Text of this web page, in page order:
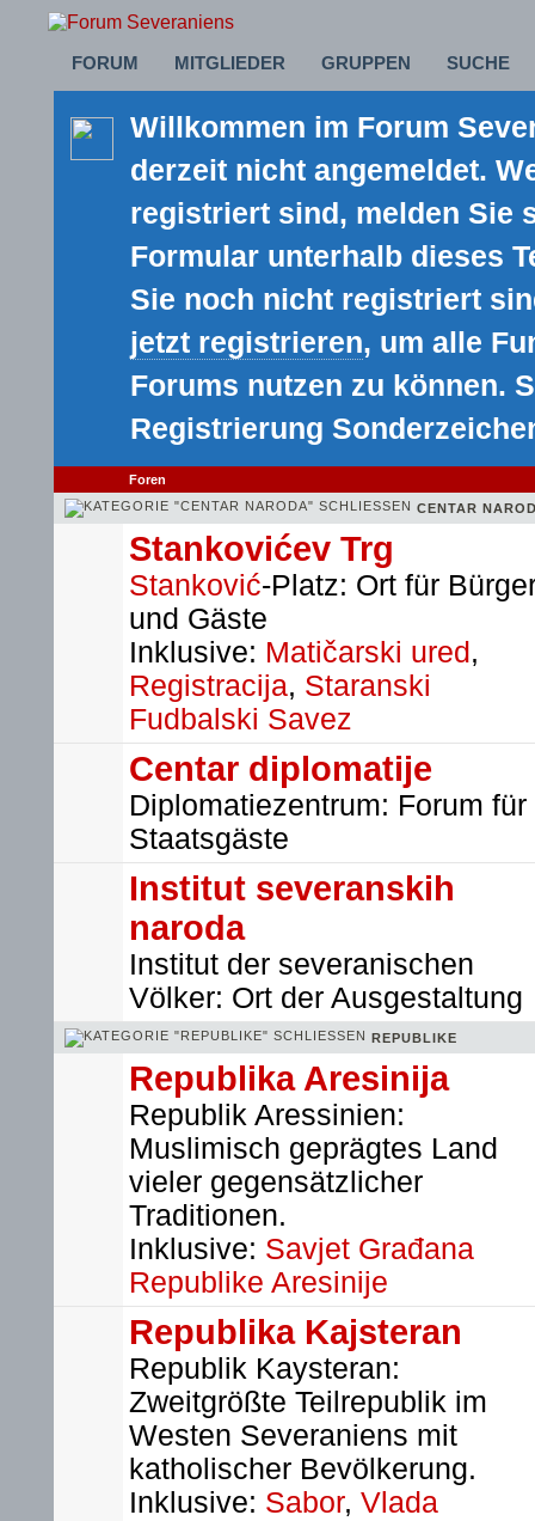
FORUM MITGLIEDER GRUPPEN SUCHE
Willkommen im Forum
derzeit nicht angemeldet.
registriert sind, melden Sie
Formular unterhalb dieses
Sie noch nicht registriert
jetzt registrieren, um alle
Forums nutzen zu können.
Registrierung
Foren
CENTAR
Stankovićev Trg
Stanković-Platz: Ort für
und Gäste
Inklusive: Matičarski ured ,
Registracija, Staranski
Fudbalski Savez
Centar diplomatije
Diplomatiezentrum: Forum für
Staatsgäste
Institut severanskih
naroda
Institut der severanischen
Völker: Ort der Ausgestaltung
REPUBLIKE
Republika Aresinija
Republik Aressinien:
Muslimisch geprägtes Land
vieler gegensätzlicher
Traditionen.
Inklusive: Savjet Građana
Republike Aresinije
Republika Kajsteran
Republik Kaysteran:
Zweitgrößte Teilrepublik im
Westen Severaniens mit
katholischer Bevölkerung.
Inklusive: Sabor, Vlada